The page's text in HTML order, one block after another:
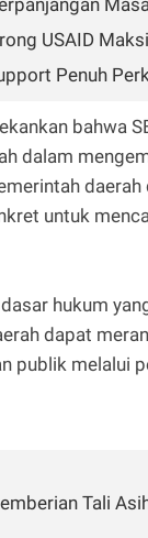
USAID
Penuh
bahwa
dalam
untuk
hukum
dapat
publik melalui
Tali